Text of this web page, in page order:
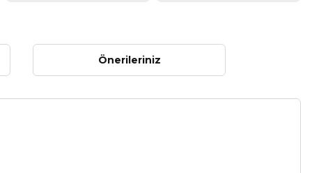
Önerileriniz